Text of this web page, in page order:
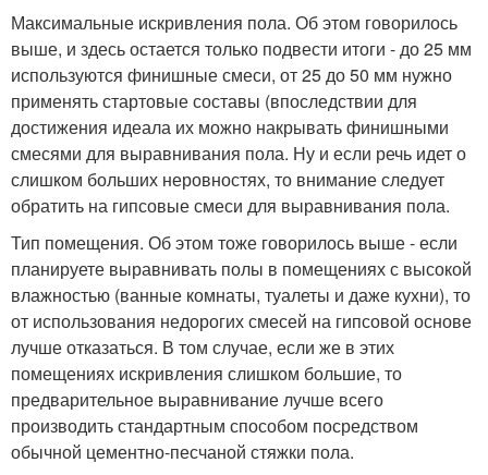
Максимальные искривления пола. Об этом говорилось
выше, и здесь остается только подвести итоги - до 25 мм
используются финишные смеси, от 25 до 50 мм нужно
применять стартовые составы (впоследствии для
достижения идеала их можно накрывать финишными
смесями для выравнивания пола. Ну и если речь идет о
слишком больших неровностях, то внимание следует
обратить на гипсовые смеси для выравнивания пола.
Тип помещения. Об этом тоже говорилось выше - если
планируете выравнивать полы в помещениях с высокой
влажностью (ванные комнаты, туалеты и даже кухни), то
от использования недорогих смесей на гипсовой основе
лучше отказаться. В том случае, если же в этих
помещениях искривления слишком большие, то
предварительное выравнивание лучше всего
производить стандартным способом посредством
обычной цементно-песчаной стяжки пола.